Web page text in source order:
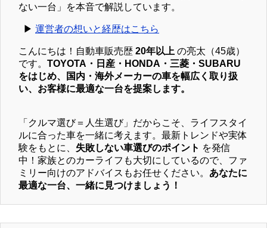
ない一台」を本音で解説しています。
▶︎ 運営者の想いと経歴はこちら
こんにちは！自動車販売歴 20年以上 の亮太（45歳）
です。 TOYOTA・日産・HONDA・三菱・SUBARU
をはじめ、国内・海外メーカーの車を幅広く取り扱
い、お客様に最適な一台を提案します。
「クルマ選び＝人生選び」だからこそ、ライフスタイ
ルに合った車を一緒に考えます。最新トレンドや実体
験をもとに、 失敗しない車選びのポイント を発信
中！家族とのカーライフも大切にしているので、ファ
ミリー向けのアドバイスもお任せください。 あなたに
最適な一台、一緒に見つけましょう！